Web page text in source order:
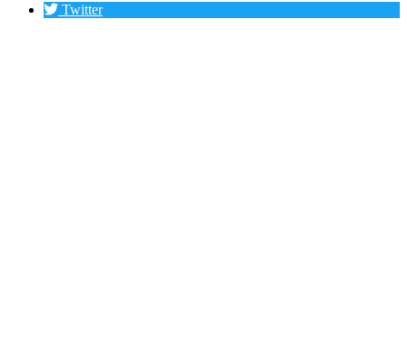
Twitter